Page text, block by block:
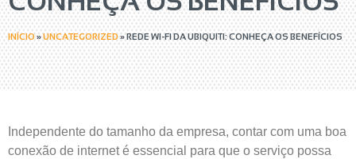
INÍCIO»UNCATEGORIZED»REDE WI-FI DA UBIQUITI: CONHEÇA OS BENEFÍCIOS
Independente do tamanho da empresa, contar com uma boa
conexão de internet é essencial para que o serviço possa